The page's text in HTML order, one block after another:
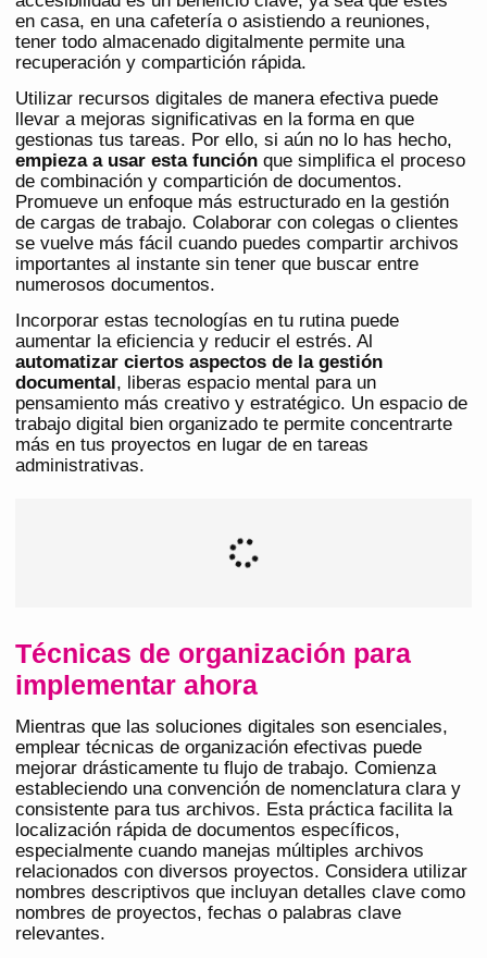
en casa, en una cafetería o asistiendo a reuniones,
tener todo almacenado digitalmente permite una
recuperación y compartición rápida.
Utilizar recursos digitales de manera efectiva puede
llevar a mejoras significativas en la forma en que
gestionas tus tareas. Por ello, si aún no lo has hecho,
empieza a usar esta función que simplifica el proceso
de combinación y compartición de documentos.
Promueve un enfoque más estructurado en la gestión
de cargas de trabajo. Colaborar con colegas o clientes
se vuelve más fácil cuando puedes compartir archivos
importantes al instante sin tener que buscar entre
numerosos documentos.
Incorporar estas tecnologías en tu rutina puede
aumentar la eficiencia y reducir el estrés. Al
automatizar ciertos aspectos de la gestión
documental , liberas espacio mental para un
pensamiento más creativo y estratégico. Un espacio de
trabajo digital bien organizado te permite concentrarte
más en tus proyectos en lugar de en tareas
administrativas.
Técnicas de organización para
implementar ahora
Mientras que las soluciones digitales son esenciales,
emplear técnicas de organización efectivas puede
mejorar drásticamente tu flujo de trabajo. Comienza
estableciendo una convención de nomenclatura clara y
consistente para tus archivos. Esta práctica facilita la
localización rápida de documentos específicos,
especialmente cuando manejas múltiples archivos
relacionados con diversos proyectos. Considera utilizar
nombres descriptivos que incluyan detalles clave como
nombres de proyectos, fechas o palabras clave
relevantes.